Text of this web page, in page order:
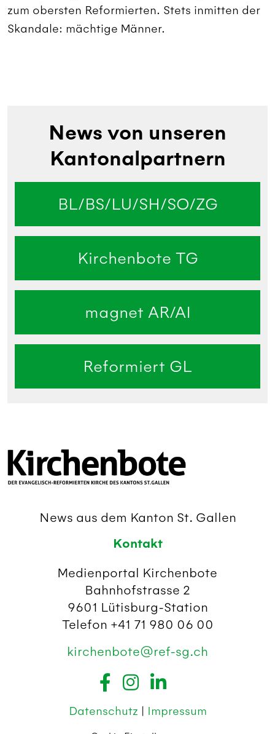
zum obersten Reformierten. Stets inmitten der
Skandale: mächtige Männer.
News von unseren
Kantonalpartnern
BL/BS/LU/SH/SO/ZG
Kirchenbote TG
magnet AR/AI
Reformiert GL
News aus dem Kanton St. Gallen
Kontakt
Medienportal Kirchenbote
Bahnhofstrasse 2
9601 Lütisburg-Station
Telefon +41 71 980 06 00
kirchenbote@ref-sg.ch
Datenschutz | Impressum